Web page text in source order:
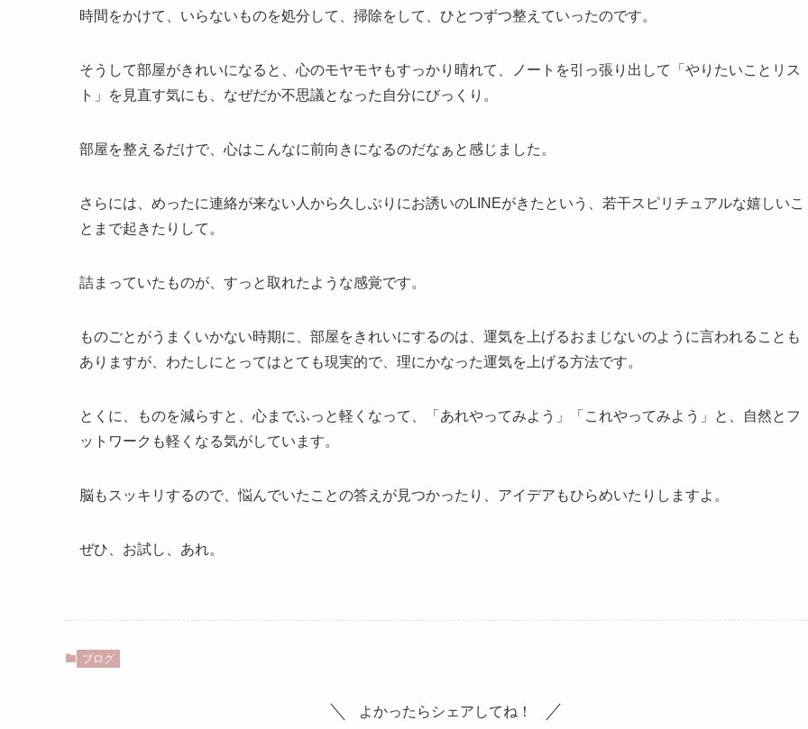
時間をかけて、いらないものを処分して、掃除をして、ひとつずつ整えていったのです。
そうして部屋がきれいになると、心のモヤモヤもすっかり晴れて、ノートを引っ張り出して「やりたいことリス
ト」を見直す気にも、なぜだか不思議となった自分にびっくり。
部屋を整えるだけで、心はこんなに前向きになるのだなぁと感じました。
さらには、めったに連絡が来ない人から久しぶりにお誘いのLINEがきたという、若干スピリチュアルな嬉しいこ
とまで起きたりして。
詰まっていたものが、すっと取れたような感覚です。
ものごとがうまくいかない時期に、部屋をきれいにするのは、運気を上げるおまじないのように言われることも
ありますが、わたしにとってはとても現実的で、理にかなった運気を上げる方法です。
とくに、ものを減らすと、心までふっと軽くなって、「あれやってみよう」「これやってみよう」と、自然とフ
ットワークも軽くなる気がしています。
脳もスッキリするので、悩んでいたことの答えが見つかったり、アイデアもひらめいたりしますよ。
ぜひ、お試し、あれ。
ブログ
よかったらシェアしてね！